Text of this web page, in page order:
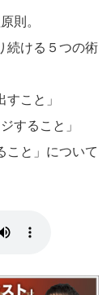
則。
続ける５つの術
こと」
すること」
こと」について